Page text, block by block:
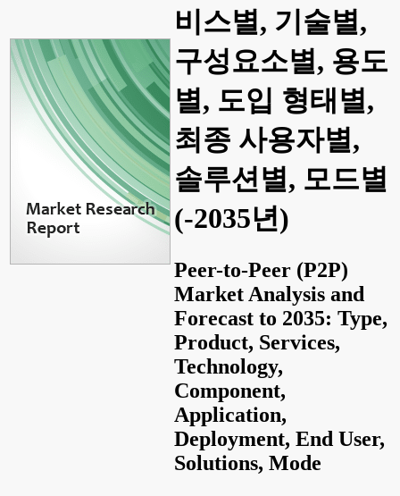
비스별, 기술별,
구성요소별, 용도
별, 도입 형태별,
최종 사용자별,
솔루션별, 모드별
(-2035년)
Peer-to-Peer (P2P)
Market Analysis and
Forecast to 2035: Type,
Product, Services,
Technology,
Component,
Application,
Deployment, End User,
Solutions, Mode